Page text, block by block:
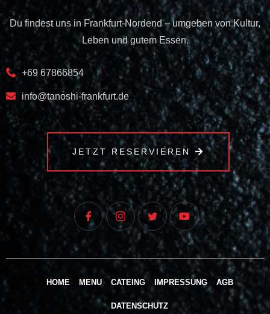
Du findest uns in Frankfurt-Nordend – umgeben von Kultur,
Leben und gutem Essen.
+69 67866854
info@tanoshi-frankfurt.de
JETZT RESERVIEREN
HOME MENU CATEING IMPRESSUNG AGB
DATENSCHUTZ